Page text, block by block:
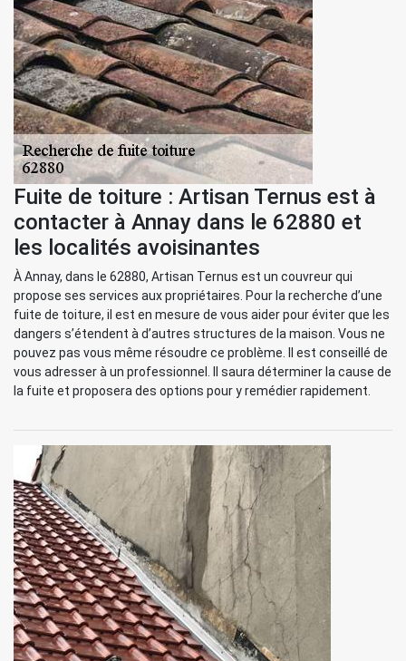
Fuite de toiture : Artisan Ternus est à
contacter à Annay dans le 62880 et
les localités avoisinantes
À Annay, dans le 62880, Artisan Ternus est un couvreur qui
propose ses services aux propriétaires. Pour la recherche d’une
fuite de toiture, il est en mesure de vous aider pour éviter que les
dangers s’étendent à d’autres structures de la maison. Vous ne
pouvez pas vous même résoudre ce problème. Il est conseillé de
vous adresser à un professionnel. Il saura déterminer la cause de
la fuite et proposera des options pour y remédier rapidement.